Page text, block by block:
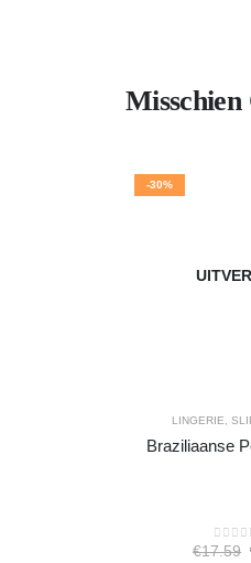
-30%
LINGERIE ,
Braziliaanse
0out
€17.59